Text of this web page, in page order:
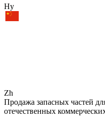
Hy
Zh
Продажа запасных частей
отечественных